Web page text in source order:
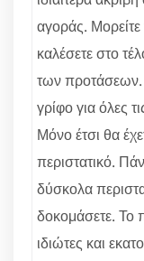
αγοράς.
καλέσετε στο
των προτάσεων.
γρίφο για όλες
Μόνο έτσι θα
περιστατικό.
δύσκολα
δοκομάσετε. Το
ιδιώτες και